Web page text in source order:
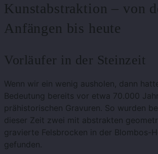
Kunstabstraktion – von
Anfängen bis heute
Vorläufer in der Steinzeit
Wenn wir ein wenig ausholen, dann
Bedeutung bereits vor etwa 70.000
prähistorischen Gravuren. So wurden
dieser Zeit zwei mit abstrakten
gravierte Felsbrocken in der Blombos-
gefunden.